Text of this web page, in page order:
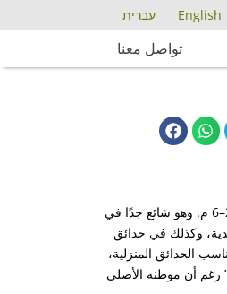
English עברית
تواصل معنا
الرمان الشائع هو شجرة فاكهة صغيرة، وأحيانًا يكون شجيرة، نَفْضِيّة (متساقطة الأوراق)، يتراوح ارتفاعها بين نحو 2–6 م. وهو شائع جدًا في
وكذلك في حدائق
الحدائق المنزلية،
رغم أن موطنه الأصلي